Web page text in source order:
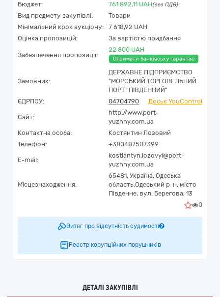
Бюджет: 761 892,11 UAH(без ПДВ)
Вид предмету закупівлі:
Товари
Мінімальний крок аукціону:
7 618,92 UAH
Оцінка пропозицій:
За вартістю придбання
Забезпечення пропозиції:
22 800 UAH
Отримати банківську гарантію
Замовник:
ДЕРЖАВНЕ ПІДПРИЄМСТВО
"МОРСЬКИЙ ТОРГОВЕЛЬНИЙ
ПОРТ "ПІВДЕННИЙ"
ЄДРПОУ:
04704790 Досьє YouControl
Сайт:
http://www.port-
yuzhny.com.ua
Контактна особа:
Костянтин Лозовий
Телефон:
+380487507399
E-mail:
kostiantyn.lozovyi@port-
yuzhny.com.ua
Місцезнаходження:
65481, Україна, Одеська
область,Одеський р-н, місто
Південне, вул. Берегова, 13
0
Витяг про відсутність судимості
Реєстр корупційних порушників
ДЕТАЛІ ЗАКУПІВЛІ